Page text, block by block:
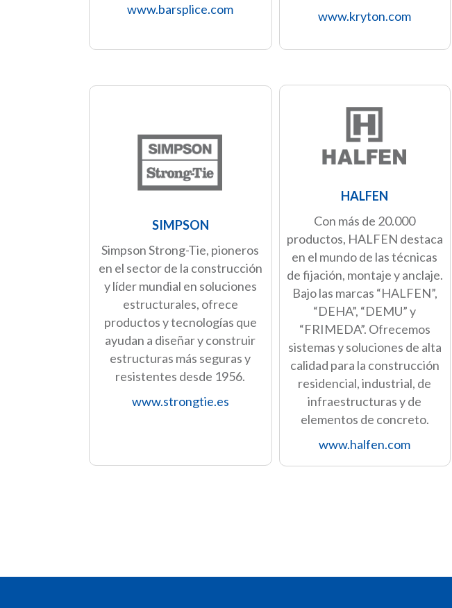
www.barsplice.com
www.kryton.com
SIMPSON
Simpson Strong-Tie, pioneros
en el sector de la construcción
y líder mundial en soluciones
estructurales, ofrece
productos y tecnologías que
ayudan a diseñar y construir
estructuras más seguras y
resistentes desde 1956.
www.strongtie.es
HALFEN
Con más de 20.000
productos, HALFEN destaca
en el mundo de las técnicas
de fijación, montaje y anclaje.
Bajo las marcas “HALFEN”,
“DEHA”, “DEMU” y
“FRIMEDA”. Ofrecemos
sistemas y soluciones de alta
calidad para la construcción
residencial, industrial, de
infraestructuras y de
elementos de concreto.
www.halfen.com